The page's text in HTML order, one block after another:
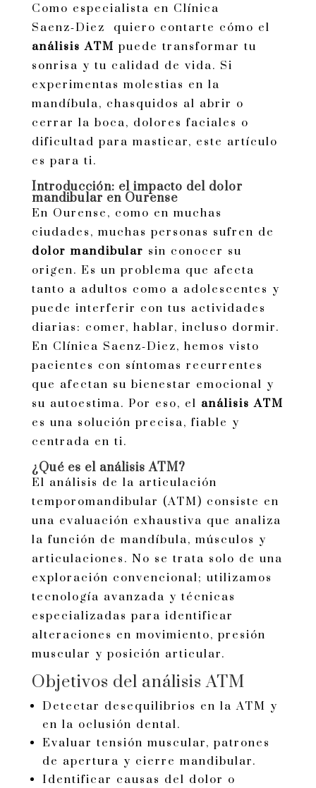
Como especialista en Clínica
Saenz‑Diez quiero contarte cómo el
análisis ATM puede transformar tu
sonrisa y tu calidad de vida. Si
experimentas molestias en la
mandíbula, chasquidos al abrir o
cerrar la boca, dolores faciales o
dificultad para masticar, este artículo
es para ti.
Introducción: el impacto del dolor
mandibular en Ourense
En Ourense, como en muchas
ciudades, muchas personas sufren de
dolor mandibular sin conocer su
origen. Es un problema que afecta
tanto a adultos como a adolescentes y
puede interferir con tus actividades
diarias: comer, hablar, incluso dormir.
En Clínica Saenz‑Diez, hemos visto
pacientes con síntomas recurrentes
que afectan su bienestar emocional y
su autoestima. Por eso, el análisis ATM
es una solución precisa, fiable y
centrada en ti.
¿Qué es el análisis ATM?
El análisis de la articulación
temporomandibular (ATM) consiste en
una evaluación exhaustiva que analiza
la función de mandíbula, músculos y
articulaciones. No se trata solo de una
exploración convencional; utilizamos
tecnología avanzada y técnicas
especializadas para identificar
alteraciones en movimiento, presión
muscular y posición articular.
Objetivos del análisis ATM
Detectar desequilibrios en la ATM y
en la oclusión dental.
Evaluar tensión muscular, patrones
de apertura y cierre mandibular.
Identificar causas del dolor o